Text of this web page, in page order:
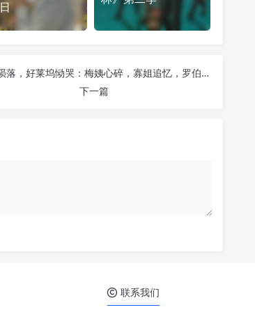
巨星陨落，好莱坞恸哭：梅姨心碎，寡姐追忆，罗伯特·雷德福的传奇时代落幕
下一篇
联系我们